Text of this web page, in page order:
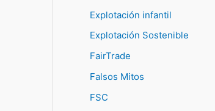
Explotación infantil
Explotación Sostenible
FairTrade
Falsos Mitos
FSC